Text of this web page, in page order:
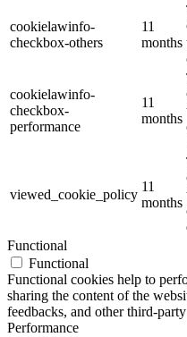
cookielawinfo-
checkbox-others
11
months
cookielawinfo-
checkbox-
performance
11
months
viewed_cookie_policy
11
months
Functional
Functional
Functional cookies help to
sharing the content of the
feedbacks, and other third-
Performance